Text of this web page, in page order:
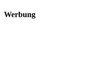
Werbung